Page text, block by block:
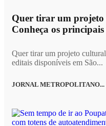
Quer tirar um
Conheça os
Quer tirar um projeto
editais disponíveis em São...
JORNAL METROPOLITANO...